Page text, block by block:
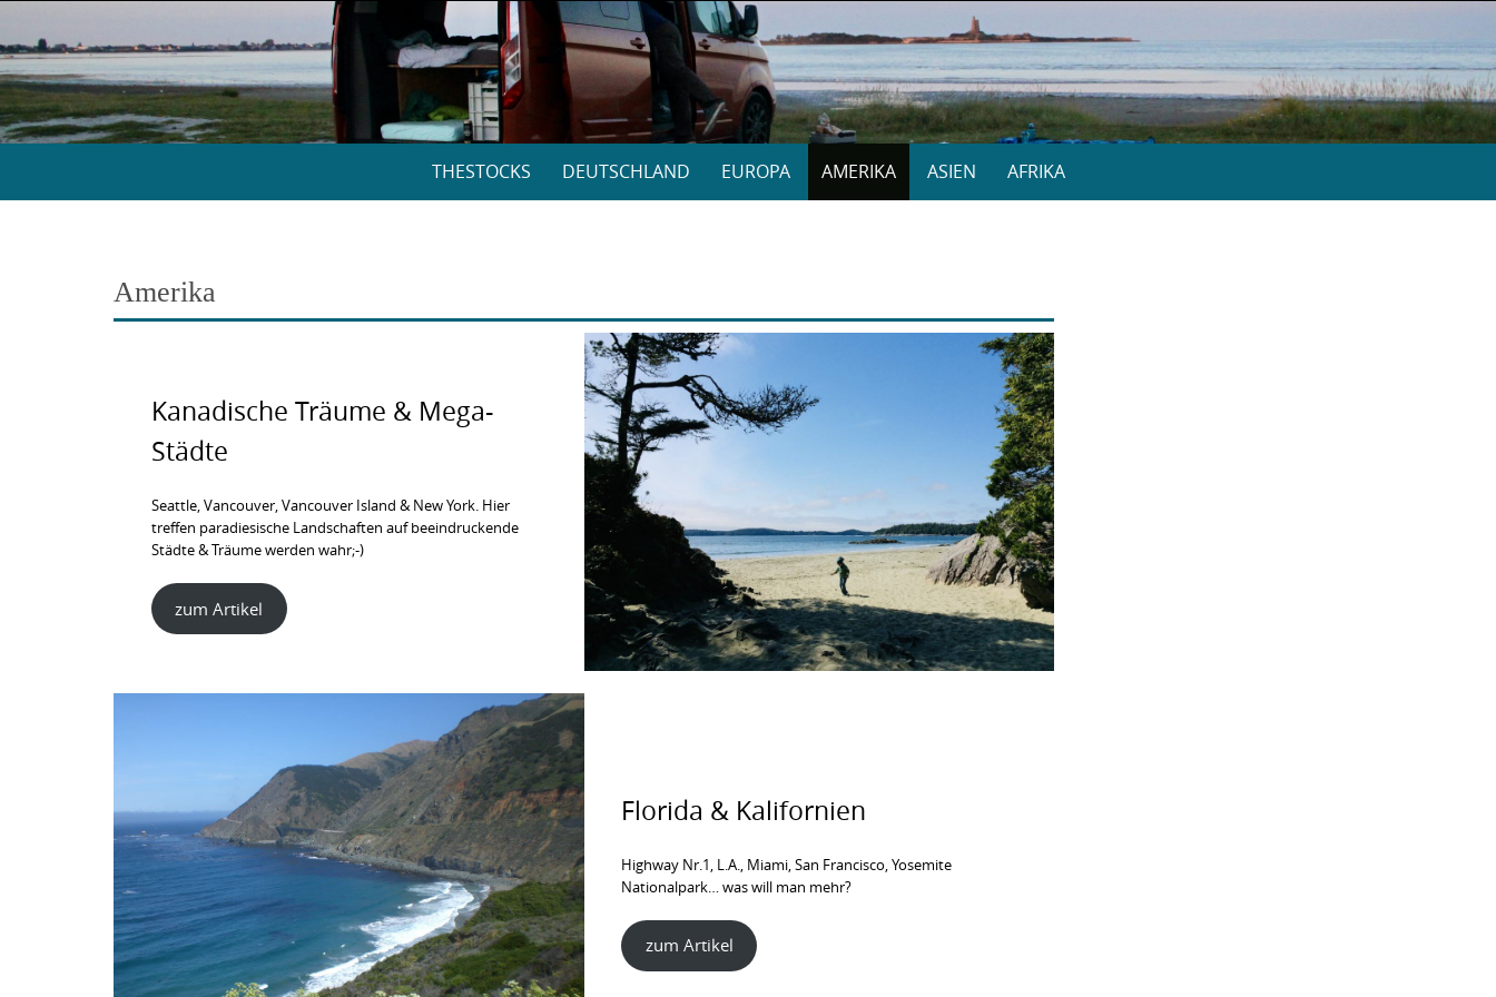
to
content
THESTOCKS DEUTSCHLAND EUROPA AMERIKA ASIEN AFRIKA
Amerika
Kanadische Träume & Mega-
Städte
Seattle, Vancouver, Vancouver Island & New York. Hier
treffen paradiesische Landschaften auf beeindruckende
Städte & Träume werden wahr;-)
zum Artikel
Florida & Kalifornien
Highway Nr.1, L.A., Miami, San Francisco, Yosemite
Nationalpark… was will man mehr?
zum Artikel